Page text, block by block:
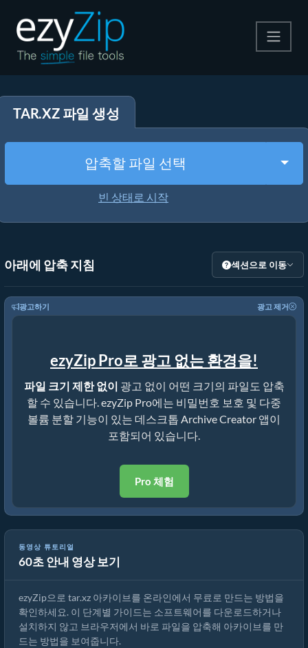
압축 해제
기타 도구
TAR.XZ 파일 생성
압축할 파일 선택
빈 상태로 시작
아래에 압축 지침 섹션으로 이동
광고하기 광고 제거
ezyZip Pro로 광고 없는 환경을!
파일 크기 제한 없이 광고 없이 어떤 크기의 파일도 압축
할 수 있습니다. ezyZip Pro에는 비밀번호 보호 및 다중
볼륨 분할 기능이 있는 데스크톱 Archive Creator 앱이
포함되어 있습니다.
Pro 체험
동영상 튜토리얼
60초 안내 영상 보기
ezyZip으로 tar.xz 아카이브를 온라인에서 만드는 방법 (무료, 설치 불
ezyZip으로 tar.xz 아카이브를 온라인에서 무료로 만드는 방법을
확인하세요. 이 단계별 가이드는 소프트웨어를 다운로드하거나
설치하지 않고 브라우저에서 바로 파일을 압축해 아카이브를 만
드는 방법을 보여줍니다.